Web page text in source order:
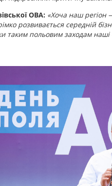
ОВА: «Хоча наш регіон
розвивається середній
таким польовим заходам